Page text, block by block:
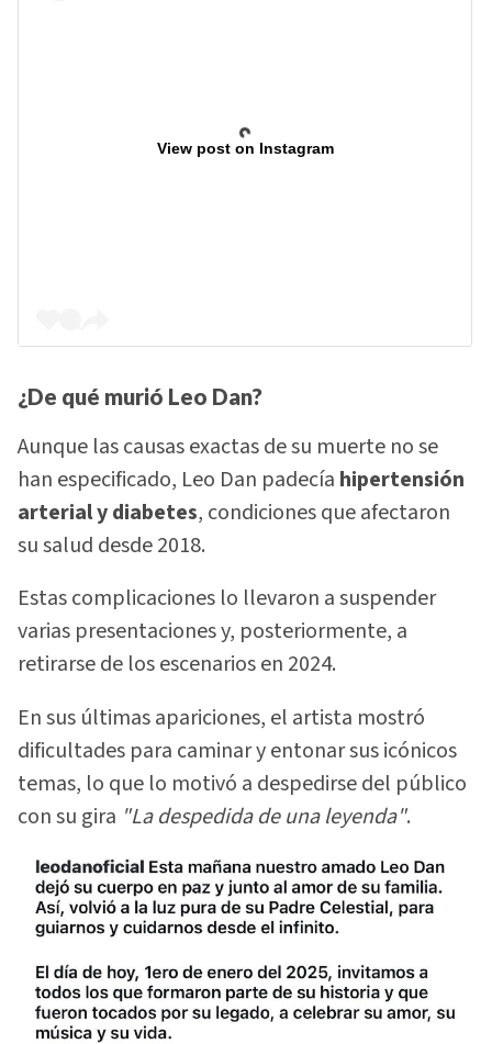
View post on Instagram
¿De qué murió Leo Dan?
Aunque las causas exactas de su muerte no se
han especificado, Leo Dan padecía hipertensión
arterial y diabetes, condiciones que afectaron
su salud desde 2018.
Estas complicaciones lo llevaron a suspender
varias presentaciones y, posteriormente, a
retirarse de los escenarios en 2024.
En sus últimas apariciones, el artista mostró
dificultades para caminar y entonar sus icónicos
temas, lo que lo motivó a despedirse del público
con su gira "La despedida de una leyenda".